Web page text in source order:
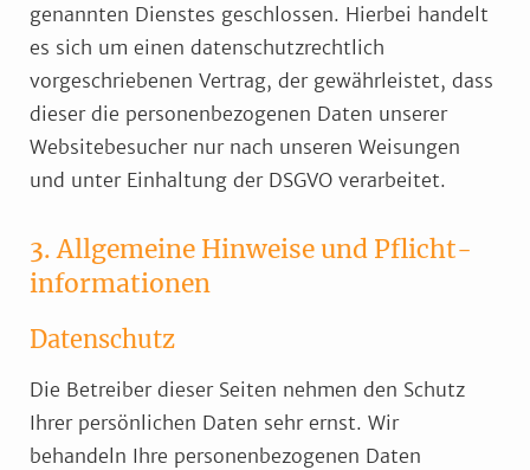
genannten Dienstes geschlossen. Hierbei handelt
es sich um einen datenschutzrechtlich
vorgeschriebenen Vertrag, der gewährleistet, dass
dieser die personenbezogenen Daten unserer
Websitebesucher nur nach unseren Weisungen
und unter Einhaltung der DSGVO verarbeitet.
3. Allgemeine Hinweise und Pflicht­
informationen
Datenschutz
Die Betreiber dieser Seiten nehmen den Schutz
Ihrer persönlichen Daten sehr ernst. Wir
behandeln Ihre personenbezogenen Daten